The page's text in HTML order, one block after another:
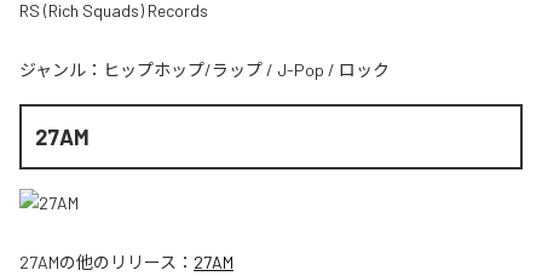
RS (Rich Squads) Records
ジャンル： ヒップホップ/ラップ / J-Pop / ロック
27AM
27AMの他のリリース： 27AM